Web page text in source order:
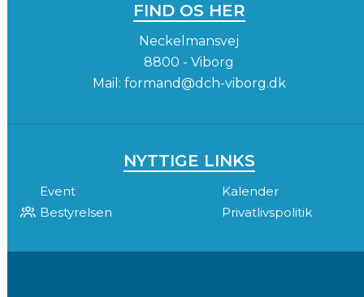
FIND OS HER
Neckelmansvej
8800 - Viborg
Mail: formand@dch-viborg.dk
NYTTIGE LINKS
Event
Kalender
Bestyrelsen
Privatlivspolitik